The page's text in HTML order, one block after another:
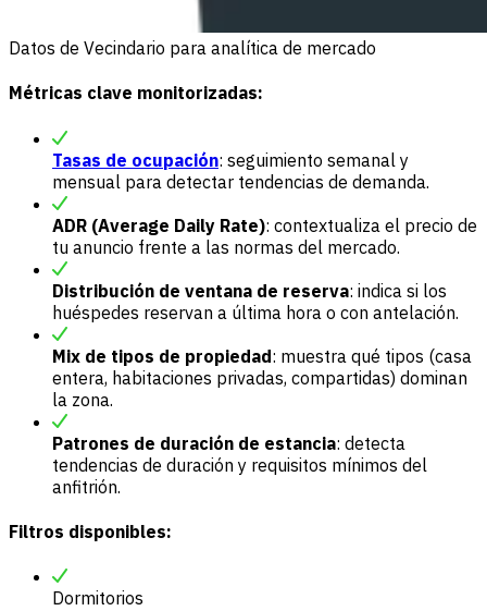
Datos de Vecindario para analítica de mercado
Métricas clave monitorizadas:
Tasas de ocupación: seguimiento semanal y
mensual para detectar tendencias de demanda.
ADR (Average Daily Rate): contextualiza el precio de
tu anuncio frente a las normas del mercado.
Distribución de ventana de reserva: indica si los
huéspedes reservan a última hora o con antelación.
Mix de tipos de propiedad: muestra qué tipos (casa
entera, habitaciones privadas, compartidas) dominan
la zona.
Patrones de duración de estancia: detecta
tendencias de duración y requisitos mínimos del
anfitrión.
Filtros disponibles:
Dormitorios